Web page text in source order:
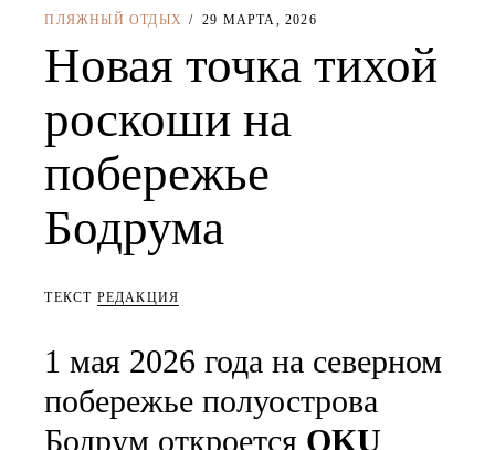
ПЛЯЖНЫЙ ОТДЫХ 29 МАРТА, 2026
Новая точка тихой
роскоши на
побережье
Бодрума
ТЕКСТ РЕДАКЦИЯ
1 мая 2026 года на северном
побережье полуострова
Бодрум откроется OKU